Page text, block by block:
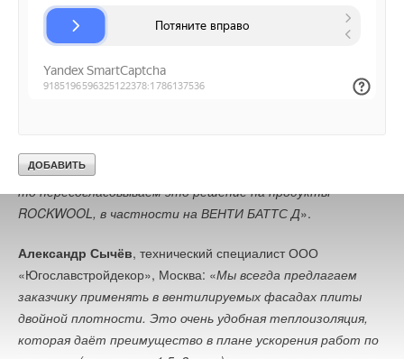
этажах. У нас был печальный случай. Велись сварочные
работы в зоне, где мы уже производили монтаж
и натянули влаговетрозащиту. На плёнку попали искры,
и она загорелась. После этого случая мы решили, что
получаем готовый проект от проектировщика,
то пересогласовываем это решение на продукты
ROCKWOOL, в частности на ВЕНТИ БАТТС Д».
Александр Сычёв, технический специалист ООО
«Югославстройдекор», Москва: «Мы всегда предлагаем
заказчику применять в вентилируемых фасадах плиты
двойной плотности. Это очень удобная теплоизоляция,
которая даёт преимущество в плане ускорения работ по